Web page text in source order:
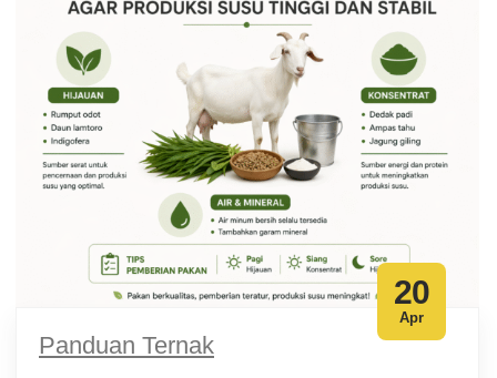
20
Apr
Panduan Ternak